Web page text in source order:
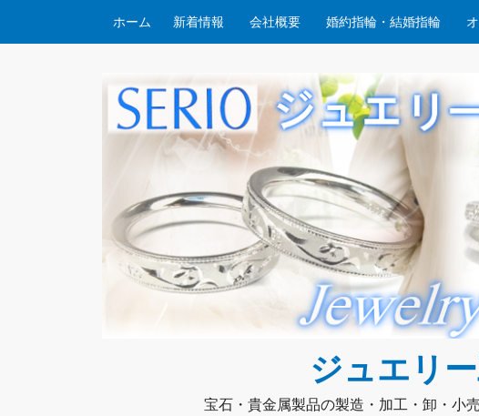
ホーム 新着情報 会社概要 婚約指輪・結婚指輪
ジュエリ
宝石・貴金属製品の製造・加工・卸・小